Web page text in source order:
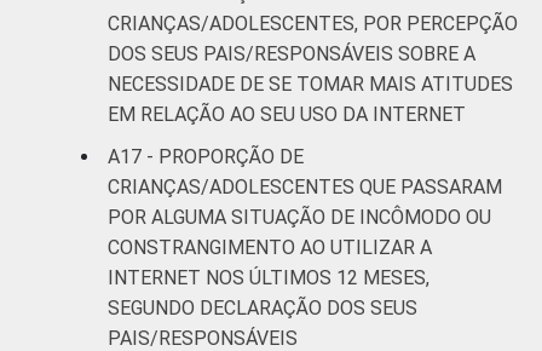
CRIANÇAS/ADOLESCENTES, POR PERCEPÇÃO
DOS SEUS PAIS/RESPONSÁVEIS SOBRE A
NECESSIDADE DE SE TOMAR MAIS ATITUDES
EM RELAÇÃO AO SEU USO DA INTERNET
A17 - PROPORÇÃO DE
CRIANÇAS/ADOLESCENTES QUE PASSARAM
POR ALGUMA SITUAÇÃO DE INCÔMODO OU
CONSTRANGIMENTO AO UTILIZAR A
INTERNET NOS ÚLTIMOS 12 MESES,
SEGUNDO DECLARAÇÃO DOS SEUS
PAIS/RESPONSÁVEIS